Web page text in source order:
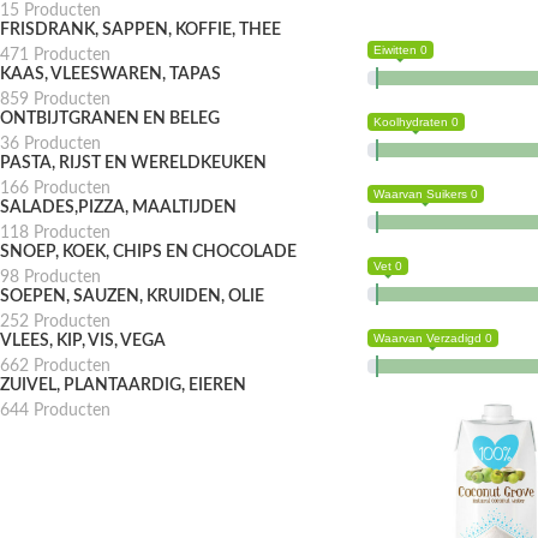
15 Producten
FRISDRANK, SAPPEN, KOFFIE, THEE
471 Producten
KAAS, VLEESWAREN, TAPAS
859 Producten
ONTBIJTGRANEN EN BELEG
36 Producten
PASTA, RIJST EN WERELDKEUKEN
166 Producten
SALADES,PIZZA, MAALTIJDEN
118 Producten
SNOEP, KOEK, CHIPS EN CHOCOLADE
98 Producten
SOEPEN, SAUZEN, KRUIDEN, OLIE
252 Producten
VLEES, KIP, VIS, VEGA
662 Producten
ZUIVEL, PLANTAARDIG, EIEREN
644 Producten
Eiwitten 0
Koolhydraten 0
Waarvan Suikers 0
Vet 0
Waarvan Verzadigd 0